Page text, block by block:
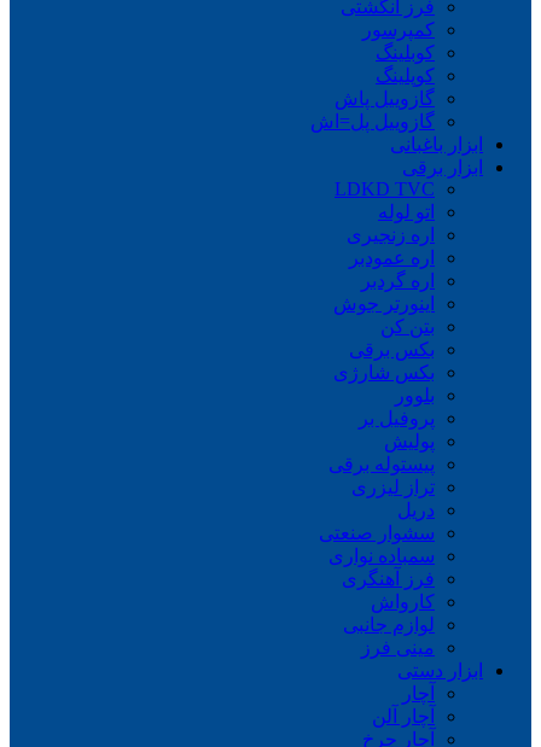
فرز انگشتی
کمپرسور
کوبلینگ
کوپلینگ
گازوییل پاش
گازوییل پل=اش
ابزار باغبانی
ابزار برقی
LDKD TVC
اتو لوله
اره زنجیری
اره عمودبر
اره گردبر
اینورتر جوش
بتن کن
بکس برقی
بکس شارژی
بلوور
پروفیل بر
پولیش
پیستوله برقی
تراز لیزری
دریل
سشوار صنعتی
سمباده نواری
فرز آهنگری
کارواش
لوازم جانبی
مینی فرز
ابزار دستی
آچار
آچار آلن
آچار چرخ